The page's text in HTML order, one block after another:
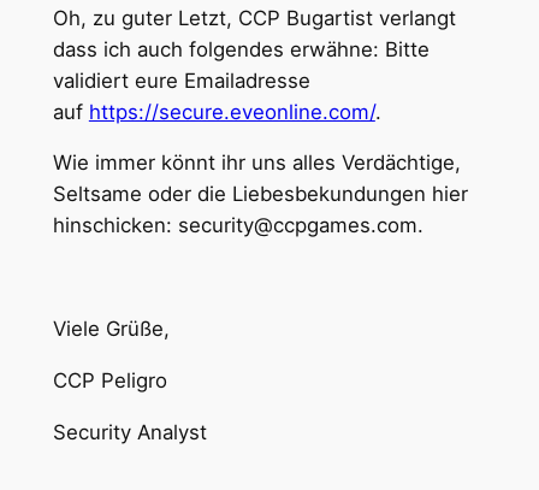
Oh, zu guter Letzt, CCP Bugartist verlangt
dass ich auch folgendes erwähne: Bitte
validiert eure Emailadresse
auf https://secure.eveonline.com/.
Wie immer könnt ihr uns alles Verdächtige,
Seltsame oder die Liebesbekundungen hier
hinschicken: security@ccpgames.com.
Viele Grüße,
CCP Peligro
Security Analyst